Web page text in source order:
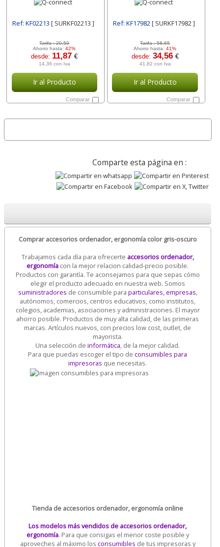
Ref: KF02213 [ SURKF02213 ]
Tarifa :20,50
Ahorro hasta:42%
desde: 11,87€
14,36 con Iva
Ir al Producto
Comparar
Ref: KF17982[ SURKF17982 ]
Tarifa :58,65
Ahorro hasta:41%
desde: 34,56 €
41,82 con Iva
Ir al Producto
Comparar
Comparte esta página en :
Comprar accesorios ordenador, ergonomía color gris-oscuro
Trabajamos cada día para ofrecerte accesorios ordenador,
ergonomía con la mejor relacion calidad-precio posible.
Productos con garantía. Te aconsejamos para que sepas cómo
elegir el producto adecuado en nuestra web. Somos
suministradores de consumible para particulares, empresas,
autónomos, comercios, centros educativos, como institutos,
colegios, academias, asociaciones y administraciones. El mayor
ahorro posible. Productos de muy alta calidad, de las primeras
marcas. Artículos nuevos, con precios low cost, outlet, de
mayorista.
Una selección deinformática, de la mejor calidad.
Para que puedas escoger el tipo deconsumibles para
impresoras que necesitas.
Tienda de accesorios ordenador, ergonomía online
Los modelos más vendidos de accesorios ordenador,
ergonomía. Para que consigas el menor coste posible y
aproveches al máximo los consumibles de tus impresoras y